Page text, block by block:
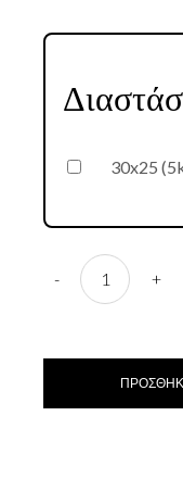
30x25
A2 Stamnaki
-
+